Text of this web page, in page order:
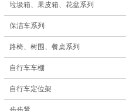
垃圾箱、果皮箱、花盆系列
保洁车系列
路椅、树围、餐桌系列
自行车车棚
自行车定位架